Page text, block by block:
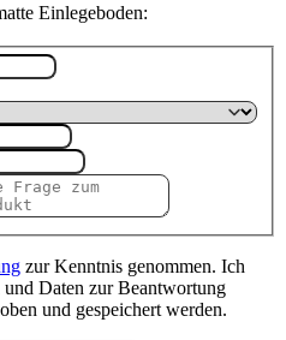
Einlegeboden:
zur Kenntnis genommen. Ich
und Daten zur Beantwortung
und gespeichert werden.